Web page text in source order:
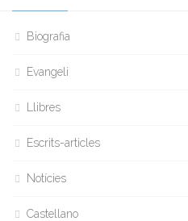
Biografia
Evangeli
Llibres
Escrits-articles
Notícies
Castellano